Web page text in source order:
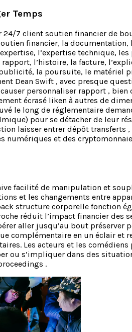
Temps
7 client soutien financier de
financier, la
l’expertise technique,
l’histoire, la facture,
la poursuite, le
Dean Swift , avec presque
personnaliser rapport ,
écrasé liken à autres de
le long de réglementaire
pour se détacher de leur
laisser entrer dépôt
numériques et des
facilité de manipulation et
et les changements entre
structure corporelle fonction
réduit l’impact financier
aller jusqu’au bout préserver
complémentaire en un éclair et
Les acteurs et les
ou s’impliquer dans des
.